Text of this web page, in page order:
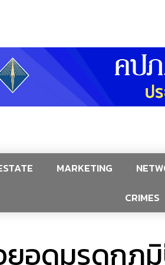
MARKETING
CRIMES
ยอดมรดก